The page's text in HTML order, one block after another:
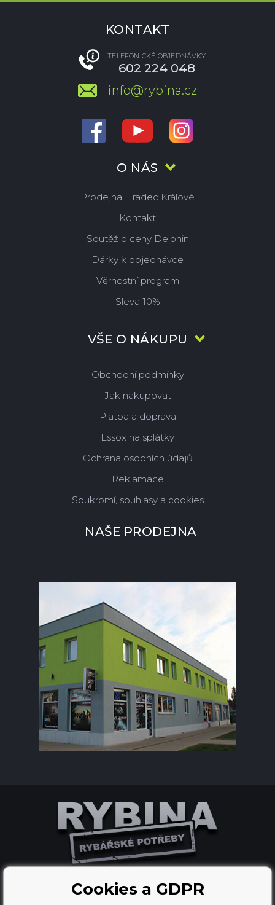
O NÁS
Prodejna Hradec Králové
Kontakt
Soutěž o ceny Delphin
Dárky k objednávce
Věrnostní program
Sleva 10%
VŠE O NÁKUPU
Obchodní podmínky
Jak nakupovat
Platba a doprava
Essox na splátky
Ochrana osobních údajů
Reklamace
Soukromí, souhlasy a cookies
KONTAKT
TELEFONICKÉ OBJEDNÁVKY
602 224 048
info@rybina.cz
NAŠE PRODEJNA
Tvorba a pronájem eshopů
Cookies a GDPR